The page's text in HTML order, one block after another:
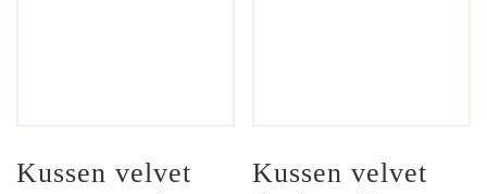
Kussen velvet
Kussen velvet